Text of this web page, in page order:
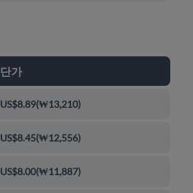
단가
US$8.89(₩13,210)
US$8.45(₩12,556)
US$8.00(₩11,887)